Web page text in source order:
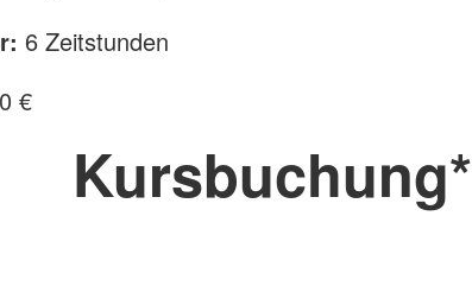
6 Zeitstunden
€
Kursbuchung*